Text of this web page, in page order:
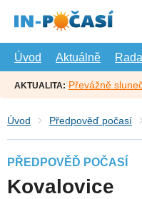
hlavní
Úvod
Aktuálně
AKTUALITA: Převážně
Úvod Předpověď počasí
PŘEDPOVĚĎ POČASÍ
Kovalovice